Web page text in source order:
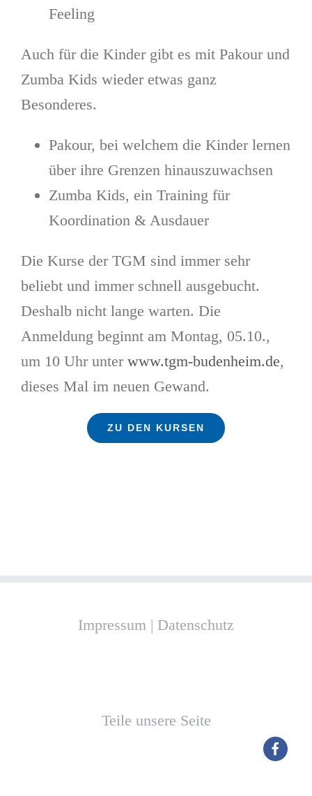
Feeling
Auch für die Kinder gibt es mit Pakour und
Zumba Kids wieder etwas ganz
Besonderes.
Pakour, bei welchem die Kinder lernen
über ihre Grenzen hinauszuwachsen
Zumba Kids, ein Training für
Koordination & Ausdauer
Die Kurse der TGM sind immer sehr
beliebt und immer schnell ausgebucht.
Deshalb nicht lange warten. Die
Anmeldung beginnt am Montag, 05.10.,
um 10 Uhr unter www.tgm-budenheim.de,
dieses Mal im neuen Gewand.
ZU DEN KURSEN
Impressum | Datenschutz
Teile unsere Seite